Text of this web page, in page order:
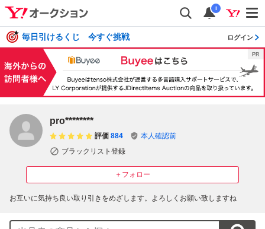
i
毎日引けるくじ 今すぐ挑戦 ログイン
pro********
＋フォロー
評価 884
本人確認前
ブラックリスト登録
お互いに気持ち良い取り引きをめざします。よろしくお願い致しますね